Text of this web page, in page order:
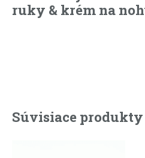
ruky & krém na
Súvisiace produkty